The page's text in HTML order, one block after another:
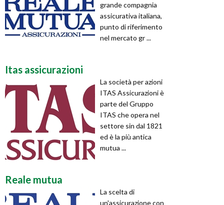
grande compagnia
assicurativa italiana,
punto di riferimento
nel mercato gr ...
Itas assicurazioni
La società per azioni
ITAS Assicurazioni è
parte del Gruppo
ITAS che opera nel
settore sin dal 1821
ed è la più antica
mutua ...
Reale mutua
La scelta di
un'assicurazione con